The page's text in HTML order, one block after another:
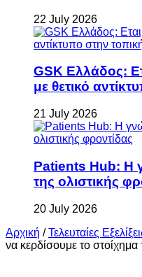
22 July 2026
GSK Ελλάδος:
με θετικό
21 July 2026
Patients Hub: Η
της ολιστικής
20 July 2026
Αρχική / Τελευταίες
να κερδίσουμε το